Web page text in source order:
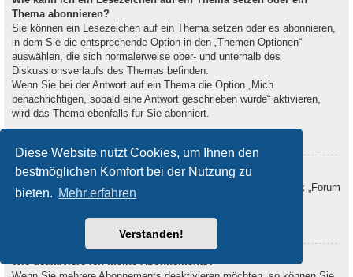
Diese Website nutzt Cookies, um Ihnen den
bestmöglichen Komfort bei der Nutzung zu
bieten. Mehr erfahren
Verstanden!
Thema abonnieren?
Sie können ein Lesezeichen auf ein Thema setzen oder es abonnieren,
in dem Sie die entsprechende Option in den „Themen-Optionen“
auswählen, die sich normalerweise ober- und unterhalb des
Diskussionsverlaufs des Themas befinden.
Wenn Sie bei der Antwort auf ein Thema die Option „Mich
benachrichtigen, sobald eine Antwort geschrieben wurde“ aktivieren,
wird das Thema ebenfalls für Sie abonniert.
Wie kann ich ein Forum abonnieren?
Um ein Forum zu abonnieren, verwenden Sie im Forum den Link „Forum
abonnieren“, der sich meist am Ende der Seite befindet.